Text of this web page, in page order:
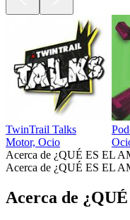
TwinTrail Talks
Motor, Ocio
Acerca de ¿QUÉ ES EL
Acerca de ¿QUÉ ES EL
Acerca de